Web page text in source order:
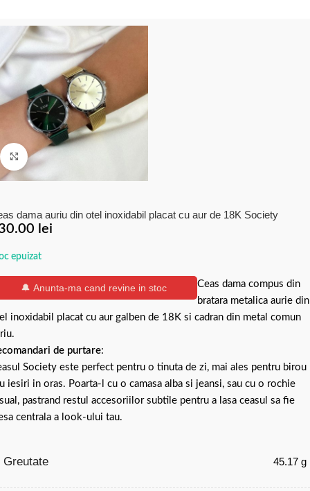
Click to enlarge
dama auriu din otel inoxidabil placat cu aur de 18K Society
lei
epuizat
🔔 Anunta-ma cand revine in stoc
Ceas dama compus din
bratara metalica aurie din
inoxidabil placat cu aur galben de 18K si cadran din metal comun
de purtare:
Society este perfect pentru o tinuta de zi, mai ales pentru birou
iesiri in oras. Poarta-l cu o camasa alba si jeansi, sau cu o rochie
pastrand restul accesoriilor subtile pentru a lasa ceasul sa fie
centrala a look-ului tau.
Greutate 45.17 g